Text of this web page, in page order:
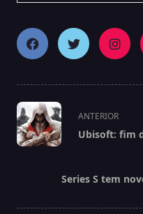
<span
class="nav-
subtitle
ANTERIOR
Ubisoft: fim
Series S tem